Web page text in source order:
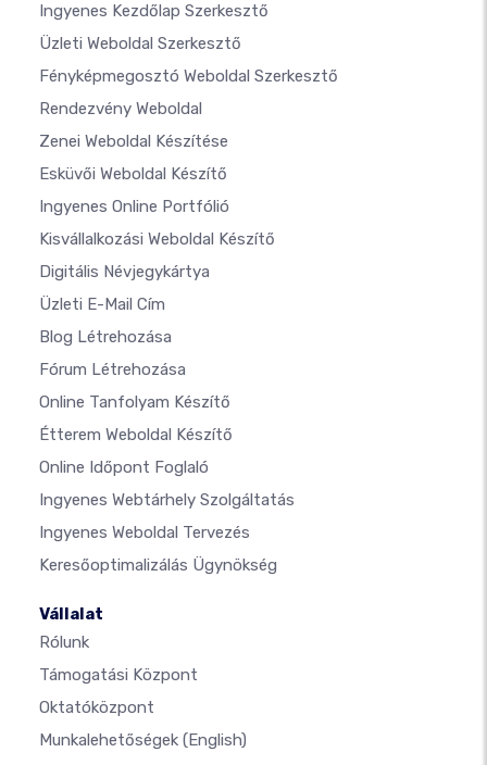
Ingyenes Kezdőlap Szerkesztő
Üzleti Weboldal Szerkesztő
Fényképmegosztó Weboldal Szerkesztő
Rendezvény Weboldal
Zenei Weboldal Készítése
Esküvői Weboldal Készítő
Ingyenes Online Portfólió
Kisvállalkozási Weboldal Készítő
Digitális Névjegykártya
Üzleti E-Mail Cím
Blog Létrehozása
Fórum Létrehozása
Online Tanfolyam Készítő
Étterem Weboldal Készítő
Online Időpont Foglaló
Ingyenes Webtárhely Szolgáltatás
Ingyenes Weboldal Tervezés
Keresőoptimalizálás Ügynökség
Vállalat
Rólunk
Támogatási Központ
Oktatóközpont
Munkalehetőségek (English)